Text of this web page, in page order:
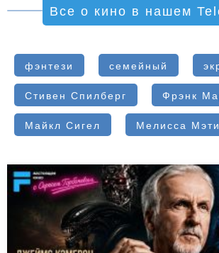
Все о кино в нашем
фэнтези семейный
Стивен Спилберг Фрэнк
Майкл Сигел Мелисса